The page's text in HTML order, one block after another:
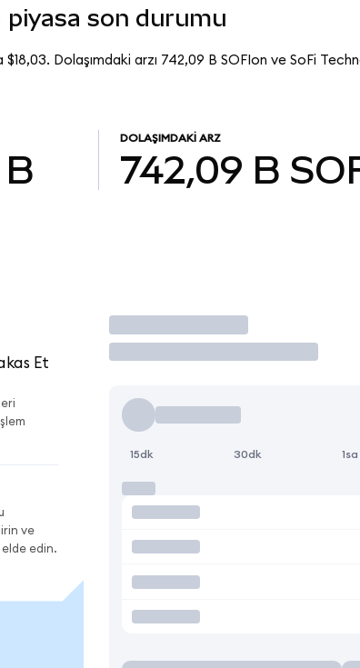
piyasa son durumu
Dolaşımdaki arzı 742,09 B SOFIon ve SoFi
DOLAŞIMDAKI ARZ
742,09 B
Et
ve
edin.
İşlem Yap
15dk 30dk 1sa